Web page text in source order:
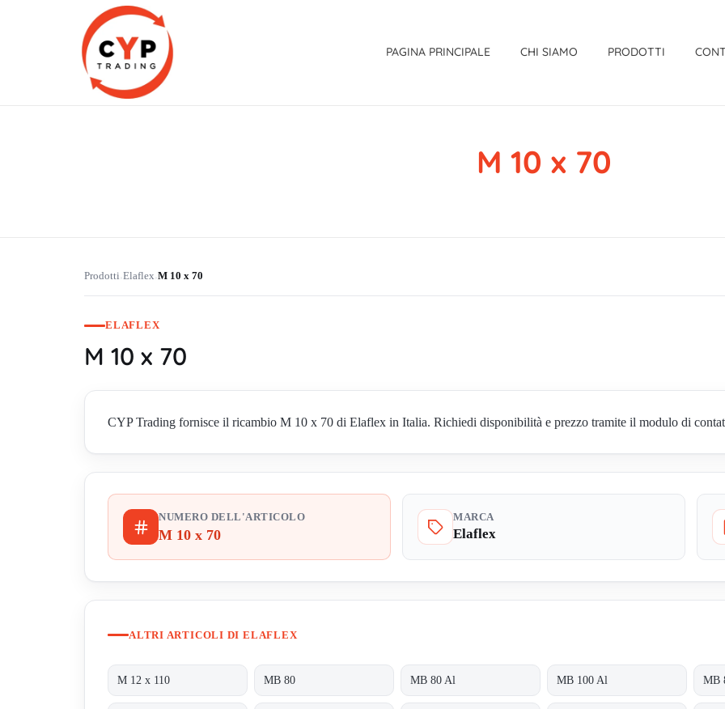
PAGINA PRINCIPALE CHI SIAMO PRODOTTI
M 10 x 70
Prodotti›Elaflex›M 10 x 70
ELAFLEX
M 10 x 70
CYP Trading fornisce il ricambio M 10 x 70 di Elaflex in Italia. Richiedi disponibilità e prezzo tramite il modulo di
NUMERO DELL'ARTICOLO
M 10 x 70
MARCA
Elaflex
ALTRI ARTICOLI DI ELAFLEX
M 12 x 110 MB 80 MB 80 Al MB 100 Al MB